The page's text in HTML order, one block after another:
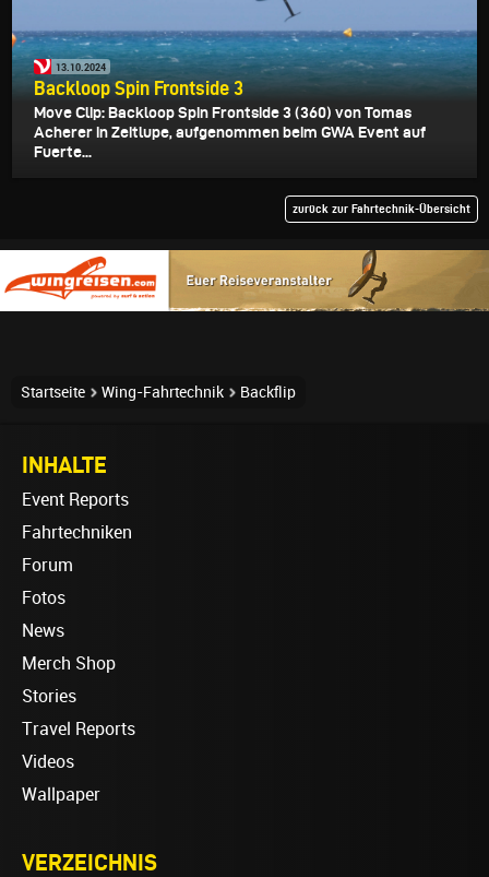
13.10.2024
Backloop Spin Frontside 3
Move Clip: Backloop Spin Frontside 3 (360) von Tomas
Acherer in Zeitlupe, aufgenommen beim GWA Event auf
Fuerte...
zurück zur Fahrtechnik-Übersicht
Startseite Wing-Fahrtechnik Backflip
INHALTE
Event Reports
Fahrtechniken
Forum
Fotos
News
Merch Shop
Stories
Travel Reports
Videos
Wallpaper
VERZEICHNIS